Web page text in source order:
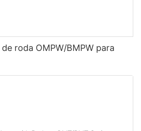
roda OMPW/BMPW para